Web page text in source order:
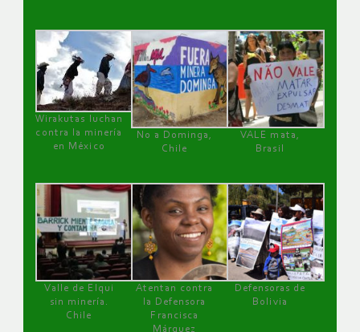
Wirakutas luchan
contra la minería
en México
No a Dominga,
Chile
VALE mata,
Brasil
Valle de Elqui
sin minería.
Chile
Atentan contra
la Defensora
Francisca
Márquez
Defensoras de
Bolivia